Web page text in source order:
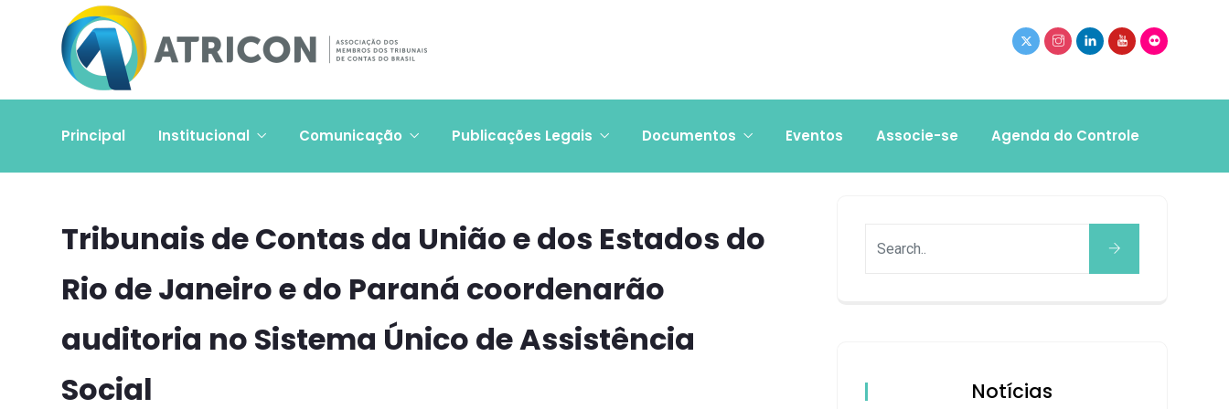
Principal Institucional Comunicação Publicações Legais Documentos Eventos Associe-se Agenda do Controle
Tribunais de Contas da União e dos Estados do
Rio de Janeiro e do Paraná coordenarão
auditoria no Sistema Único de Assistência
Social
Notícias